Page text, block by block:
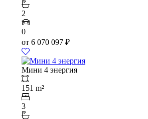
2
0
от 6 070 097 ₽
Мини 4 энергия
151 m²
3